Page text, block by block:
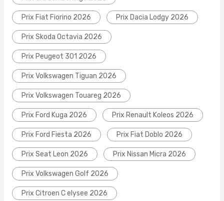
Prix Fiat Fiorino 2026 Prix Dacia Lodgy 2026
Prix Skoda Octavia 2026
Prix Peugeot 301 2026
Prix Volkswagen Tiguan 2026
Prix Volkswagen Touareg 2026
Prix Ford Kuga 2026 Prix Renault Koleos 2026
Prix Ford Fiesta 2026 Prix Fiat Doblo 2026
Prix Seat Leon 2026 Prix Nissan Micra 2026
Prix Volkswagen Golf 2026
Prix Citroen C elysee 2026